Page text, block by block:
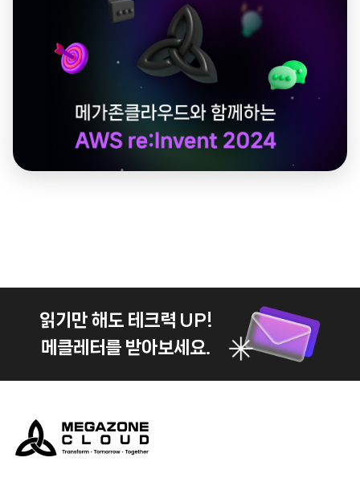
읽기만 해도 테크력 UP!
메클레터를 받아보세요.